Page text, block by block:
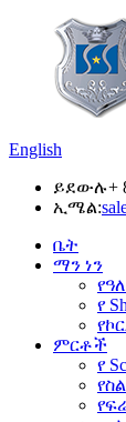
English
ይደውሉ+
ኢሜል:
ቤት
ማን ነን
የ
ምርቶች
የ